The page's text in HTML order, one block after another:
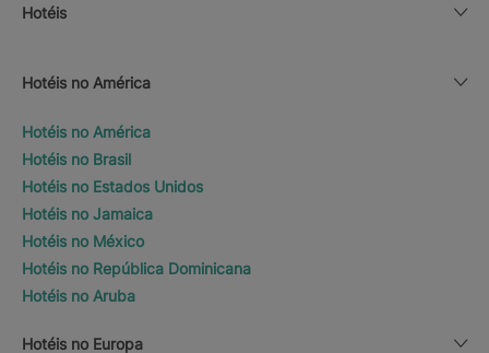
Hotéis
Hotéis no América
Hotéis no América
Hotéis no Brasil
Hotéis no Estados Unidos
Hotéis no Jamaica
Hotéis no México
Hotéis no República Dominicana
Hotéis no Aruba
Hotéis no Europa